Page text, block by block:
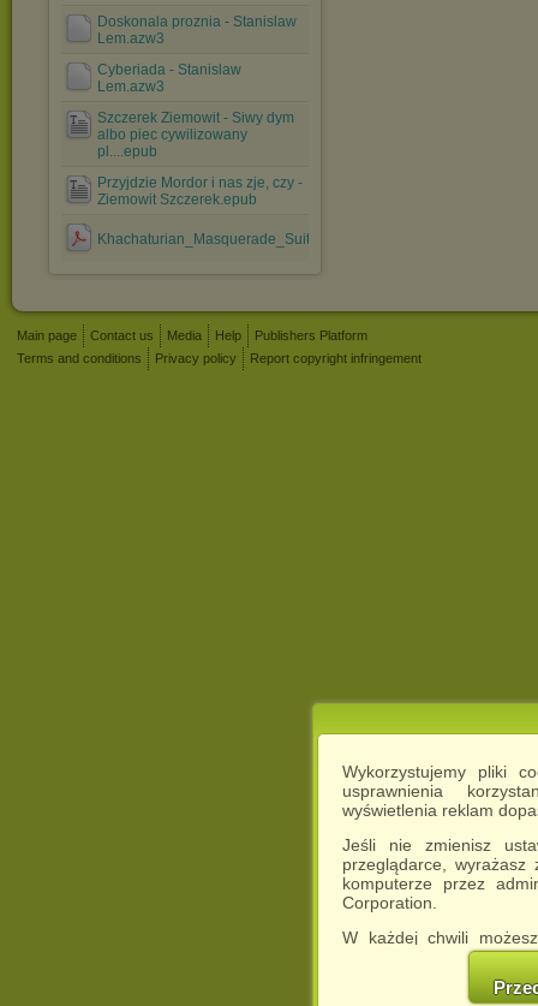
Wykorzystujemy pliki
usprawnienia
wyświetlenia reklam
Jeśli nie zmienisz
przeglądarce,
komputerze przez
Corporation.
W każdej chwili
cookies w swojej
w naszej
http://chomikuj.pl/
Doskonala proznia - Stanislaw
Lem.azw3
Cyberiada - Stanislaw
Lem.azw3
Szczerek Ziemowit - Siwy dym
albo piec cywilizowany
pl....epub
Przyjdzie Mordor i nas zje, czy -
Ziemowit Szczerek.epub
Khachaturian_Masquerade_Suite_XRCD.pdf
Main page Contact us Media Help
Publishers Platform
Terms and conditions
Privacy policy Report copyright infringement